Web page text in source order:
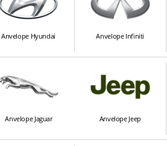
Anvelope Hyundai Anvelope Infiniti
Anvelope Jaguar Anvelope Jeep